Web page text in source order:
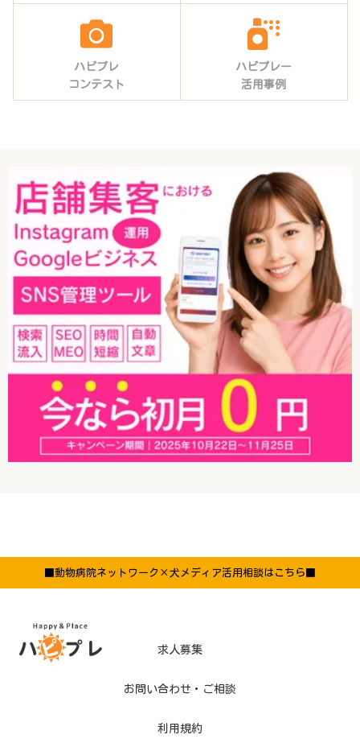
ハピプレ
コンテスト
ハピプレー
活用事例
■動物病院ネットワーク×犬メディア活用相談はこちら■
求人募集
お問い合わせ・ご相談
利用規約